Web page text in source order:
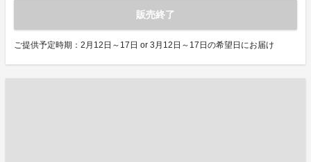
販売終了
ご提供予定時期：2月12日～17日 or 3月12日～17日の希望日にお届け